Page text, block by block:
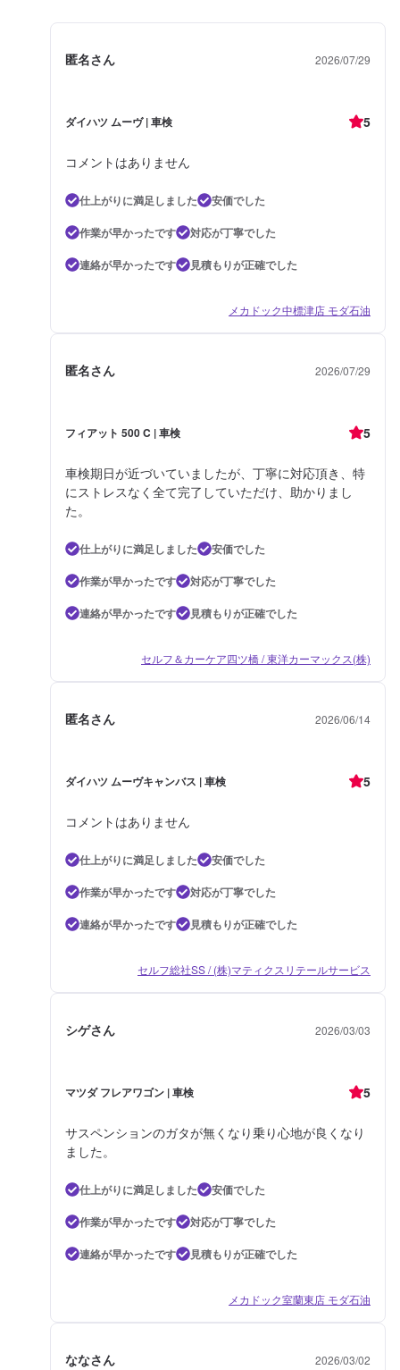
匿名さん 2026/07/29
ダイハツ ムーヴ | 車検 5
コメントはありません
仕上がりに満足しました
安価でした
作業が早かったです
対応が丁寧でした
連絡が早かったです
見積もりが正確でした
メカドック中標津店 モダ石油
匿名さん 2026/07/29
フィアット 500 C | 車検 5
車検期日が近づいていましたが、丁寧に対応頂き、特
にストレスなく全て完了していただけ、助かりまし
た。
仕上がりに満足しました
安価でした
作業が早かったです
対応が丁寧でした
連絡が早かったです
見積もりが正確でした
セルフ＆カーケア四ツ橋 / 東洋カーマックス(株)
匿名さん 2026/06/14
ダイハツ ムーヴキャンバス | 車検 5
コメントはありません
仕上がりに満足しました
安価でした
作業が早かったです
対応が丁寧でした
連絡が早かったです
見積もりが正確でした
セルフ総社SS / (株)マティクスリテールサービス
シゲさん 2026/03/03
マツダ フレアワゴン | 車検 5
サスペンションのガタが無くなり乗り心地が良くなり
ました。
仕上がりに満足しました
安価でした
作業が早かったです
対応が丁寧でした
連絡が早かったです
見積もりが正確でした
メカドック室蘭東店 モダ石油
ななさん 2026/03/02